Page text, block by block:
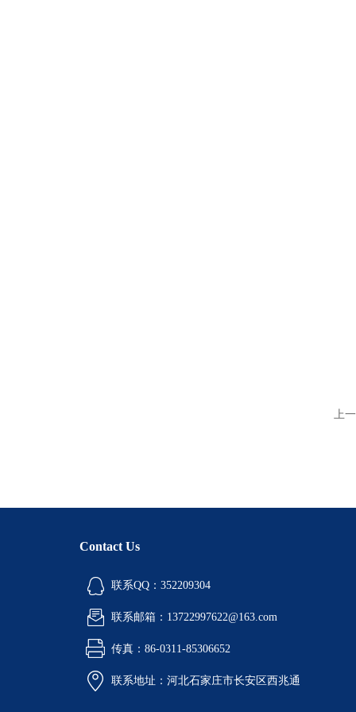
上
Contact Us
联系QQ：352209304
联系邮箱：13722997622@163.com
传真：86-0311-85306652
联系地址：河北石家庄市长安区西兆通